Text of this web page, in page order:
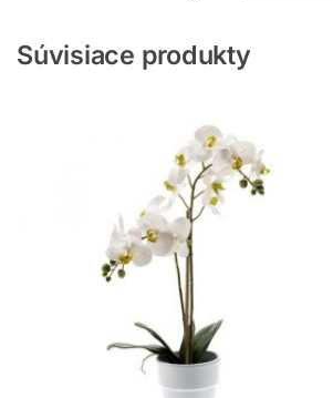
Súvisiace produkty